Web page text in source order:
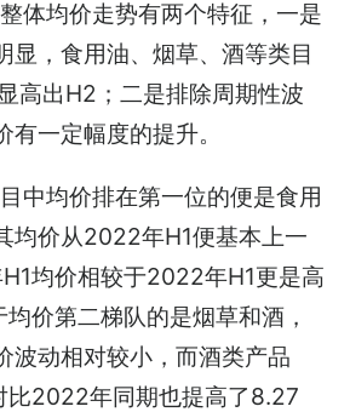
体均价走势有两个特征，一是
显，食用油、烟草、酒等类目
高出H2；二是排除周期性波
一定幅度的提升。
中均价排在第一位的便是食用
均价从2022年H1便基本上一
均价相较于2022年H1更是高
价第二梯队的是烟草和酒，
波动相对较小，而酒类产品
比2022年同期也提高了8.27